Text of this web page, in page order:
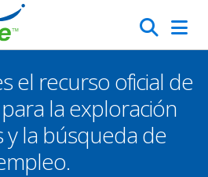
Search
el recurso oficial de
para la exploración
y la búsqueda de